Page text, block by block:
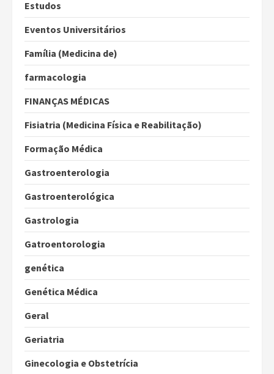
Estudos
Eventos Universitários
Família (Medicina de)
farmacologia
FINANÇAS MÉDICAS
Fisiatria (Medicina Física e Reabilitação)
Formação Médica
Gastroenterologia
Gastroenterológica
Gastrologia
Gatroentorologia
genética
Genética Médica
Geral
Geriatria
Ginecologia e Obstetrícia